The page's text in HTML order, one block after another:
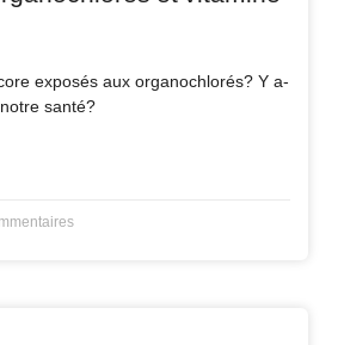
exposés aux organochlorés? Y a-
santé?